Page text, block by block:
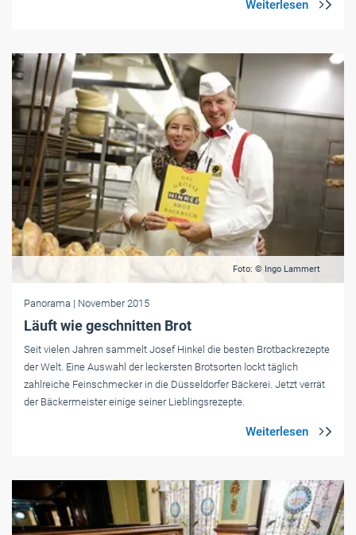
Foto: © Ingo Lammert
Panorama | November 2015
Läuft wie geschnitten Brot
Seit vielen Jahren sammelt Josef Hinkel die besten Brotbackrezepte
der Welt. Eine Auswahl der leckersten Brotsorten lockt täglich
zahlreiche Feinschmecker in die Düsseldorfer Bäckerei. Jetzt verrät
der Bäckermeister einige seiner Lieblingsrezepte.